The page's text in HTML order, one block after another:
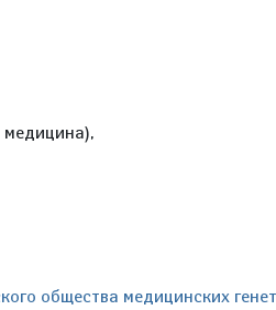
медицина),
общества медицинских